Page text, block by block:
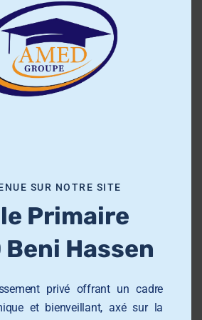
0 SHARES
AMED Beni Hassen est un
SUR NOTRE SITE
Primaire
Beni Hassen
privé offrant un cadre
et bienveillant, axé sur la